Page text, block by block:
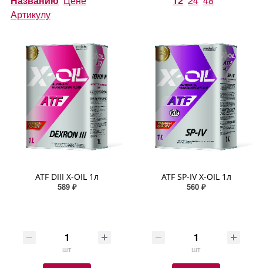
Артикулу
ATF DIII X-OIL 1л
589 ₽
шт
ATF SP-IV X-OIL 1л
560 ₽
шт